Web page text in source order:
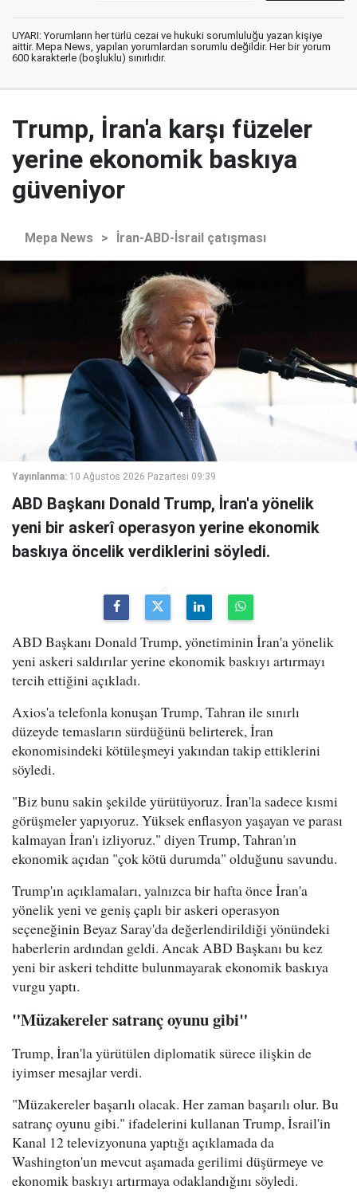
UYARI: Yorumların her türlü cezai ve hukuki sorumluluğu yazan kişiye
aittir. Mepa News, yapılan yorumlardan sorumlu değildir. Her bir yorum
600 karakterle (boşluklu) sınırlıdır.
Trump, İran'a karşı füzeler
yerine ekonomik baskıya
güveniyor
Mepa News > İran-ABD-İsrail çatışması
Yayınlanma: 10 Ağustos 2026 Pazartesi 09:39
ABD Başkanı Donald Trump, İran'a yönelik
yeni bir askerî operasyon yerine ekonomik
baskıya öncelik verdiklerini söyledi.
ABD Başkanı Donald Trump, yönetiminin İran'a yönelik
yeni askeri saldırılar yerine ekonomik baskıyı artırmayı
tercih ettiğini açıkladı.
Axios'a telefonla konuşan Trump, Tahran ile sınırlı
düzeyde temasların sürdüğünü belirterek, İran
ekonomisindeki kötüleşmeyi yakından takip ettiklerini
söyledi.
"Biz bunu sakin şekilde yürütüyoruz. İran'la sadece kısmi
görüşmeler yapıyoruz. Yüksek enflasyon yaşayan ve parası
kalmayan İran'ı izliyoruz." diyen Trump, Tahran'ın
ekonomik açıdan "çok kötü durumda" olduğunu savundu.
Trump'ın açıklamaları, yalnızca bir hafta önce İran'a
yönelik yeni ve geniş çaplı bir askeri operasyon
seçeneğinin Beyaz Saray'da değerlendirildiği yönündeki
haberlerin ardından geldi. Ancak ABD Başkanı bu kez
yeni bir askeri tehditte bulunmayarak ekonomik baskıya
vurgu yaptı.
"Müzakereler satranç oyunu gibi"
Trump, İran'la yürütülen diplomatik sürece ilişkin de
iyimser mesajlar verdi.
"Müzakereler başarılı olacak. Her zaman başarılı olur. Bu
satranç oyunu gibi." ifadelerini kullanan Trump, İsrail'in
Kanal 12 televizyonuna yaptığı açıklamada da
Washington'un mevcut aşamada gerilimi düşürmeye ve
ekonomik baskıyı artırmaya odaklandığını söyledi.